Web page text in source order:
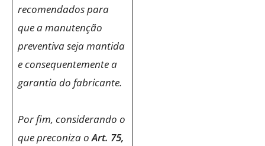
recomendados para
que a manutenção
preventiva seja mantida
e consequentemente a
garantia do fabricante.
Por fim, considerando o
que preconiza oArt. 75,